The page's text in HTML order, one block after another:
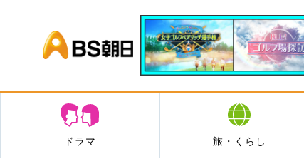
BS朝日
ドラマ 旅・くらし